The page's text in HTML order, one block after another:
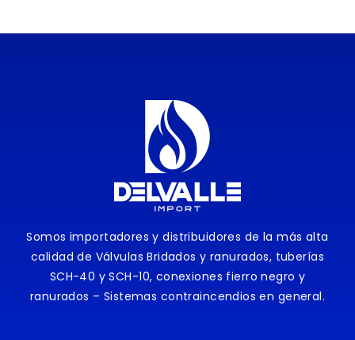
Somos importadores y distribuidores de la más alta
calidad de Válvulas Bridados y ranurados, tuberías
SCH-40 y SCH-10, conexiones fierro negro y
ranurados – Sistemas contraincendios en general.